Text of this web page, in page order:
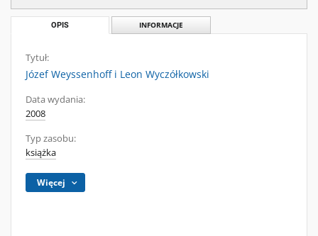
OPIS INFORMACJE
Tytuł:
Józef Weyssenhoff i Leon Wyczółkowski
Data wydania:
2008
Typ zasobu:
książka
Więcej